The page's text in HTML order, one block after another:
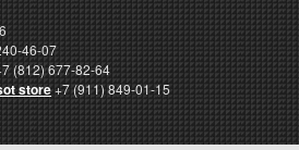
46-07
(812) 677-82-64
store+7 (911) 849-01-15